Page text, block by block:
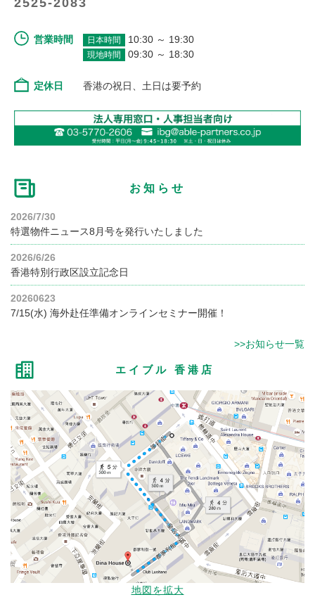
営業時間 日本時間 10:30 ～ 19:30
現地時間 09:30 ～ 18:30
定休日 香港の祝日、土日は要予約
お知らせ
2026/7/30
特選物件ニュース8月号を発行いたしました
2026/6/26
香港特別行政区設立記念日
20260623
7/15(水) 海外赴任準備オンラインセミナー開催！
>>お知らせ一覧
エイブル 香港店
地図を拡大